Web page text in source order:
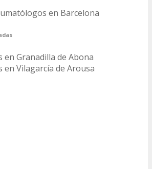
en Barcelona
Granadilla de Abona
Vilagarcía de Arousa